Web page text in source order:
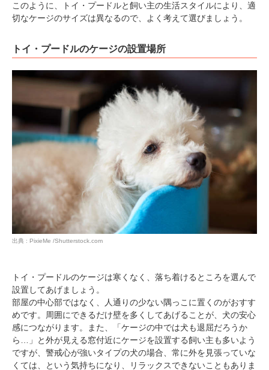
このように、トイ・プードルと飼い主の生活スタイルにより、適
切なケージのサイズは異なるので、よく考えて選びましょう。
トイ・プードルのケージの設置場所
出典 : PixieMe /Shutterstock.com
トイ・プードルのケージは寒くなく、落ち着けるところを選んで
設置してあげましょう。
部屋の中心部ではなく、人通りの少ない隅っこに置くのがおすす
めです。周囲にできるだけ壁を多くしてあげることが、犬の安心
感につながります。また、「ケージの中では犬も退屈だろうか
ら…」と外が見える窓付近にケージを設置する飼い主も多いよう
ですが、警戒心が強いタイプの犬の場合、常に外を見張っていな
くては、という気持ちになり、リラックスできないこともありま
pecodogs
いぬ部をフォロー
pecocats
ねこ部をフォロー
アプリで開く
アプリをダウンロードする